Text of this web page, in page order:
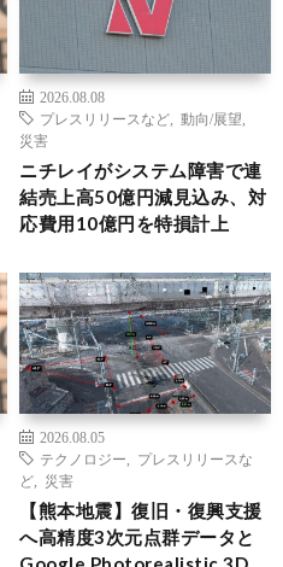
2026.08.08
プレスリリースなど
動向/展望
災害
ニチレイがシステム障害で連
結売上高50億円減見込み、対
応費用10億円を特損計上
2026.08.05
テクノロジー
プレスリリースな
ど
災害
【熊本地震】復旧・復興支援
へ高精度3次元点群データと